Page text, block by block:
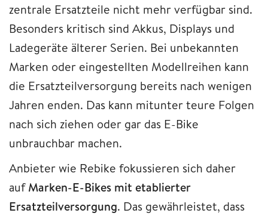
zentrale Ersatzteile nicht mehr verfügbar sind.
Besonders kritisch sind Akkus, Displays und
Ladegeräte älterer Serien. Bei unbekannten
Marken oder eingestellten Modellreihen kann
die Ersatzteilversorgung bereits nach wenigen
Jahren enden. Das kann mitunter teure Folgen
nach sich ziehen oder gar das E-Bike
unbrauchbar machen.
Anbieter wie Rebike fokussieren sich daher
aufMarken-E-Bikes mit etablierter
Ersatzteilversorgung. Das gewährleistet, dass